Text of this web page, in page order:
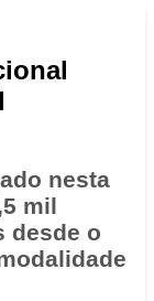
nesta
mil
desde o